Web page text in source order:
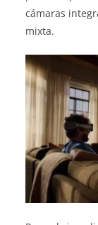
cámaras
mixta.